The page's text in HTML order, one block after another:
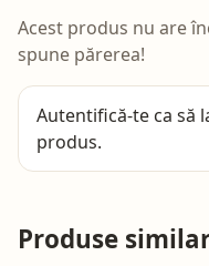
Acest produs nu are
spune părerea!
Autentifică-te ca să
produs.
Produse